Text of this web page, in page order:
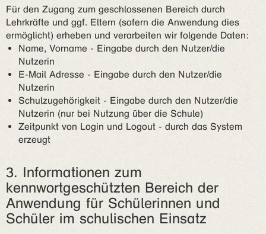
Für den Zugang zum geschlossenen Bereich durch
Lehrkräfte und ggf. Eltern (sofern die Anwendung dies
ermöglicht) erheben und verarbeiten wir folgende Daten:
Name, Vorname - Eingabe durch den Nutzer/die
Nutzerin
E-Mail Adresse - Eingabe durch den Nutzer/die
Nutzerin
Schulzugehörigkeit - Eingabe durch den Nutzer/die
Nutzerin (nur bei Nutzung über die Schule)
Zeitpunkt von Login und Logout - durch das System
erzeugt
3. Informationen zum
kennwortgeschützten Bereich der
Anwendung für Schülerinnen und
Schüler im schulischen Einsatz